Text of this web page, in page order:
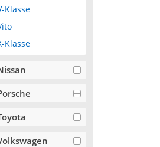
Klasse
Klasse